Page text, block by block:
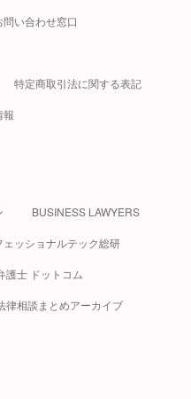
問い合わせ窓口
特定商取引法に関する表記
報
BUSINESS LAWYERS
ェッショナルテック総研
護士 ドットコム
律相談まとめアーカイブ